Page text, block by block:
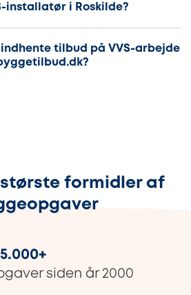
installatør i Roskilde?
tilbud på VVS-arbejde
største formidler af
+
siden år 2000